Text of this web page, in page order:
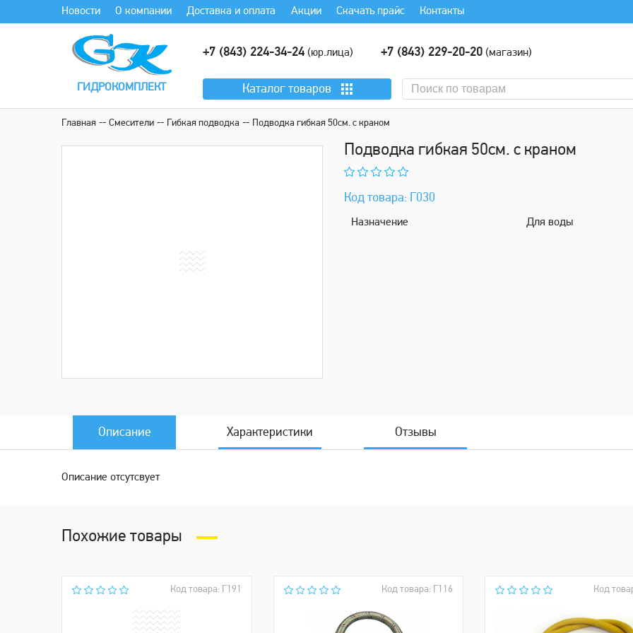
Новости О компании Доставка и оплата Акции Скачать прайс Контакты
ГИДРОКОМПЛЕКТ
+7 (843) 224-34-24 (юр.лица) +7 (843) 229-20-20(магазин)
Каталог товаров
Главная Смесители Гибкая подводка Подводка гибкая 50см. с краном
Подводка гибкая 50см. с краном
Код товара: Г030
Назначение Для воды
Описание Характеристики Отзывы
Описание отсутсвует
Похожие товары
Код товара: Г191 Код товара: Г116 Код